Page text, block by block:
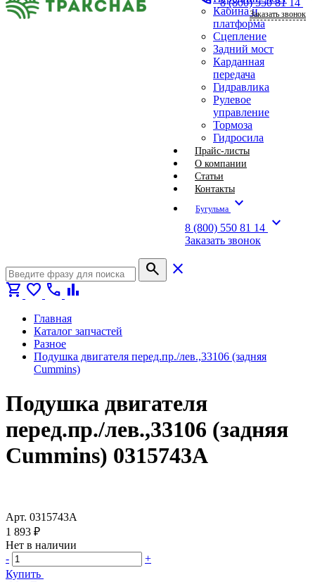
Кабина и
платформа
Сцепление
Задний мост
Карданная
передача
Гидравлика
Рулевое
управление
Тормоза
Гидросила
Прайс-листы
О компании
Статьи
Контакты
Бугульма expand_more
8 (800) 550 81 14 expand_more
Заказать звонок
Заказать звонок
search
close
shopping_cart favorite call bar_chart
Главная
Каталог запчастей
Разное
Подушка двигателя перед.пр./лев.,33106 (задняя
Cummins)
Подушка двигателя
перед.пр./лев.,33106 (задняя
Cummins) 0315743А
Арт. 0315743А
1 893 ₽
Нет в наличии
-
+
Купить